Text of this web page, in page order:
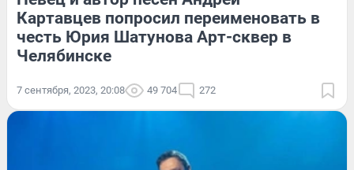
Картавцев попросил переименовать в
честь Юрия Шатунова Арт-сквер в
Челябинске
7 сентября, 2023, 20:08 49 704 272